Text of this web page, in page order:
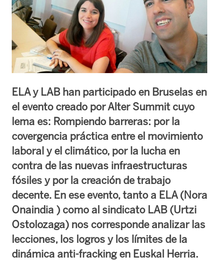
ELA y LAB han participado en Bruselas en
el evento creado por Alter Summit cuyo
lema es: Rompiendo barreras: por la
covergencia práctica entre el movimiento
laboral y el climático, por la lucha en
contra de las nuevas infraestructuras
fósiles y por la creación de trabajo
decente. En ese evento, tanto a ELA (Nora
Onaindia ) como al sindicato LAB (Urtzi
Ostolozaga) nos corresponde analizar las
lecciones, los logros y los límites de la
dinámica anti-fracking en Euskal Herria.